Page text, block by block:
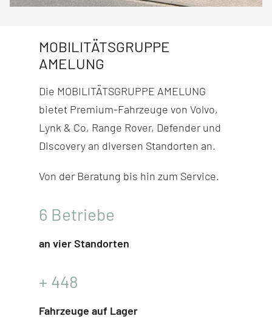
MOBILITÄTSGRUPPE
AMELUNG
Die MOBILITÄTSGRUPPE AMELUNG
bietet Premium-Fahr­zeuge von Volvo,
Lynk & Co, Range Rover, Defender und
Discovery an diversen Stand­orten an.
Von der Beratung bis hin zum Service.
6 Betriebe
an vier Standorten
+ 448
Fahrzeuge auf Lager